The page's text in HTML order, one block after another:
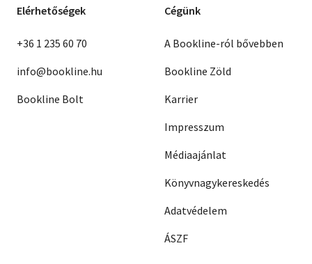
Elérhetőségek
+36 1 235 60 70
info@bookline.hu
Bookline Bolt
Cégünk
A Bookline-ról bővebben
Bookline Zöld
Karrier
Impresszum
Médiaajánlat
Könyvnagykereskedés
Adatvédelem
ÁSZF